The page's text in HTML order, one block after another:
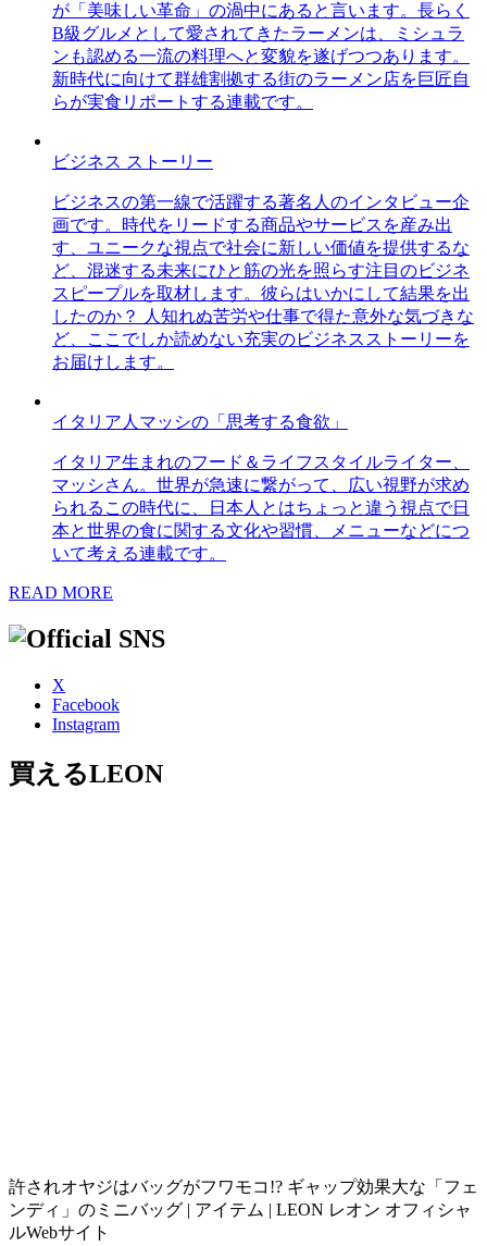
が「美味しい革命」の渦中にあると言います。長らく
B級グルメとして愛されてきたラーメンは、ミシュラ
ンも認める一流の料理へと変貌を遂げつつあります。
新時代に向けて群雄割拠する街のラーメン店を巨匠自
らが実食リポートする連載です。
ビジネス ストーリー
ビジネスの第一線で活躍する著名人のインタビュー企
画です。時代をリードする商品やサービスを産み出
す、ユニークな視点で社会に新しい価値を提供するな
ど、混迷する未来にひと筋の光を照らす注目のビジネ
スピープルを取材します。彼らはいかにして結果を出
したのか？ 人知れぬ苦労や仕事で得た意外な気づきな
ど、ここでしか読めない充実のビジネスストーリーを
お届けします。
イタリア人マッシの「思考する食欲」
イタリア生まれのフード＆ライフスタイルライター、
マッシさん。世界が急速に繋がって、広い視野が求め
られるこの時代に、日本人とはちょっと違う視点で日
本と世界の食に関する文化や習慣、メニューなどにつ
いて考える連載です。
READ MORE
X
Facebook
Instagram
買えるLEON
許されオヤジはバッグがフワモコ!? ギャップ効果大な「フェ
ンディ」のミニバッグ | アイテム | LEON レオン オフィシャ
ルWebサイト